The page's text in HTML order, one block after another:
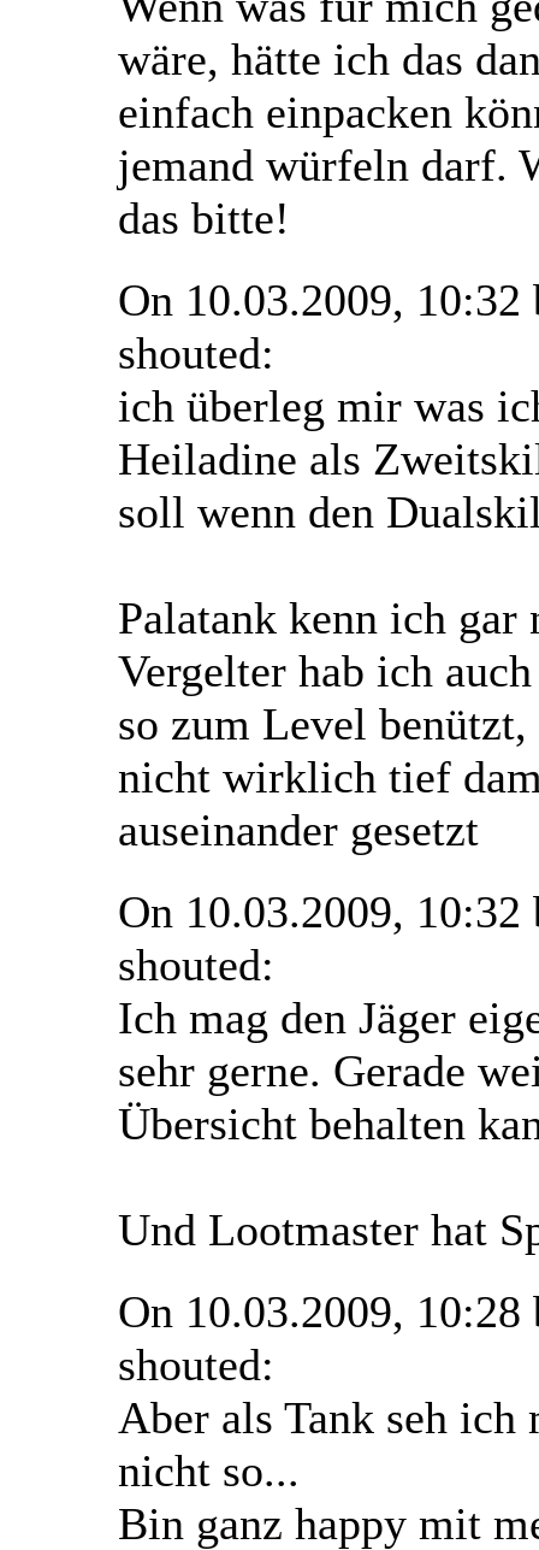
wäre, hätte ich das
einfach einpacken
jemand würfeln darf.
das bitte!
On 10.03.2009,
shouted:
ich überleg mir was
Heiladine als
soll wenn den
Palatank kenn ich gar
Vergelter hab ich
so zum Level
nicht wirklich tief
auseinander gesetzt
On 10.03.2009,
shouted:
Ich mag den Jäger
sehr gerne. Gerade
Übersicht behalten
Und Lootmaster hat
On 10.03.2009,
shouted:
Aber als Tank seh ich
nicht so...
Bin ganz happy mit